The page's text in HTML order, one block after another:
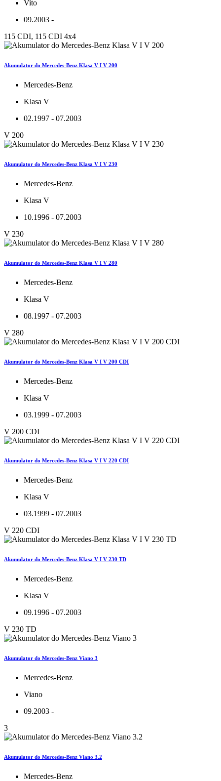
Vito
09.2003 -
115 CDI, 115 CDI 4x4
Akumulator do Mercedes-Benz Klasa V I V 200
Mercedes-Benz
Klasa V
02.1997 - 07.2003
V 200
Akumulator do Mercedes-Benz Klasa V I V 230
Mercedes-Benz
Klasa V
10.1996 - 07.2003
V 230
Akumulator do Mercedes-Benz Klasa V I V 280
Mercedes-Benz
Klasa V
08.1997 - 07.2003
V 280
Akumulator do Mercedes-Benz Klasa V I V 200 CDI
Mercedes-Benz
Klasa V
03.1999 - 07.2003
V 200 CDI
Akumulator do Mercedes-Benz Klasa V I V 220 CDI
Mercedes-Benz
Klasa V
03.1999 - 07.2003
V 220 CDI
Akumulator do Mercedes-Benz Klasa V I V 230 TD
Mercedes-Benz
Klasa V
09.1996 - 07.2003
V 230 TD
Akumulator do Mercedes-Benz Viano 3
Mercedes-Benz
Viano
09.2003 -
3
Akumulator do Mercedes-Benz Viano 3.2
Mercedes-Benz